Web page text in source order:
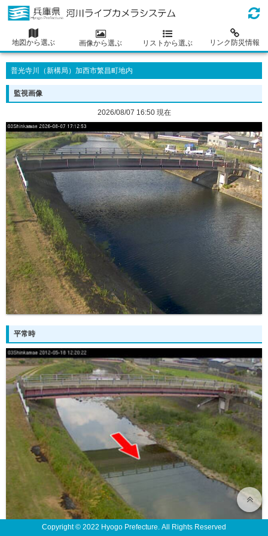
地図から選ぶ 画像から選ぶ リストから選ぶ リンク防災情報
普光寺川（新構局）加西市繁昌町地内
監視画像
2026/08/07 16:50 現在
平常時
Copyright © 2022 Hyogo Prefecture. All Rights Reserved